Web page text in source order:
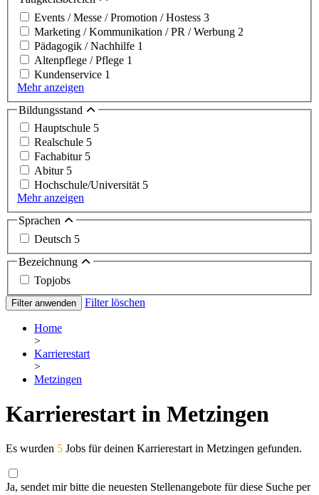
Events / Messe / Promotion / Hostess 3
Marketing / Kommunikation / PR / Werbung 2
Pädagogik / Nachhilfe 1
Altenpflege / Pflege 1
Kundenservice 1
Mehr anzeigen
Bildungsstand
Hauptschule 5
Realschule 5
Fachabitur 5
Abitur 5
Hochschule/Universität 5
Mehr anzeigen
Sprachen
Deutsch 5
Bezeichnung
Topjobs
Filter anwenden Filter löschen
Home
>
Karrierestart
>
Metzingen
Karrierestart in Metzingen
Es wurden 5 Jobs für deinen Karrierestart in Metzingen gefunden.
Ja, sendet mir bitte die neuesten Stellenangebote für diese Suche per